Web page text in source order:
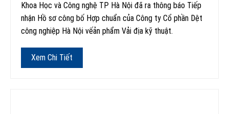
Khoa Học và Công nghệ TP Hà Nội đã ra thông báo Tiếp
nhận Hồ sơ công bố Hợp chuẩn của Công ty Cổ phần Dệt
công nghiệp Hà Nội vếản phẩm Vải địa kỹ thuật.
Xem Chi Tiết